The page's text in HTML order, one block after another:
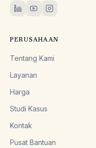
PERUSAHAAN
Tentang Kami
Layanan
Harga
Studi Kasus
Kontak
Pusat Bantuan